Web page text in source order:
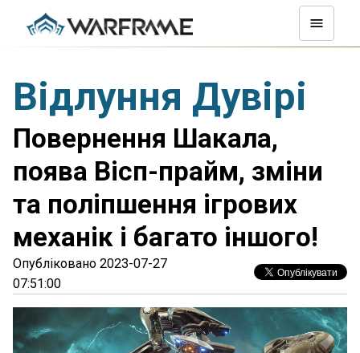
Відлуння Дувірі
Повернення Шакала,
поява Вісп-прайм, зміни
та поліпшення ігрових
механік і багато іншого!
Опубліковано 2023-07-27
07:51:00